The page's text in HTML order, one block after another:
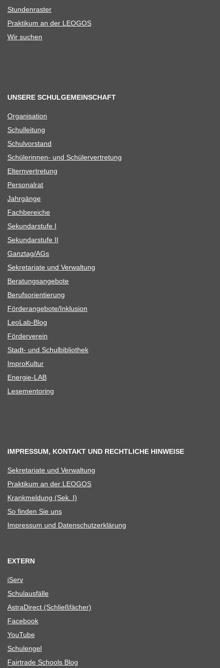
Stun­den­ras­ter
Prak­ti­kum an der LEOGOS
Wir suchen
UNSERE SCHULGEMEINSCHAFT
Orga­ni­sa­tion
Schul­lei­tung
Schul­vor­stand
Schü­le­rin­nen- und Schülervertretung
Eltern­ver­tre­tung
Per­so­nal­rat
Jahr­gänge
Fach­be­rei­che
Sekun­dar­stufe I
Sekun­dar­stufe II
Ganztag/​​AGs
Sekre­ta­riate und Verwaltung
Bera­tungs­an­ge­bote
Berufs­ori­en­tie­rung
Förderangebote/​​Inklusion
Leo­Lab-Blog
För­der­ver­ein
Stadt- und Schulbibliothek
Impro­Kul­tur
Ener­­gie-LAB
Lese­men­to­ring
IMPRESSUM, KONTAKT UND RECHTLICHE HINWEISE
Sekre­ta­riate und Verwaltung
Prak­ti­kum an der LEOGOS
Krank­mel­dung (Sek. I)
So fin­den Sie uns
Impres­sum und Datenschutzerklärung
EXTERN
iServ
Schul­aus­fälle
Astra­Di­rect (Schließ­fä­cher)
Face­book
You­Tube
Schul­en­gel
Fair­trade Schools Blog